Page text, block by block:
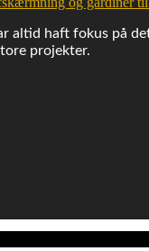
haft fokus på
projekter.